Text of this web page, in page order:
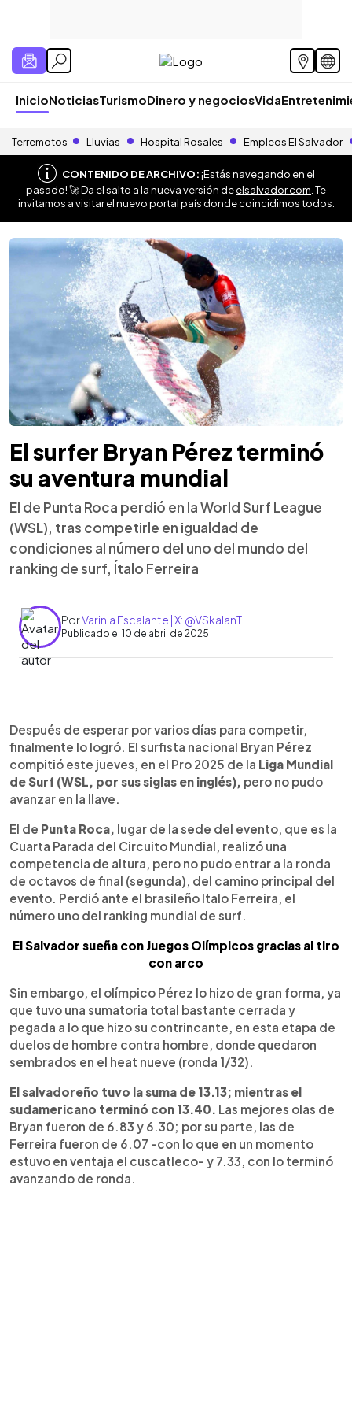
InicioNoticiasTurismoDinero y negociosVida
Terremotos Lluvias Hospital Rosales Empleos El Salvador
CONTENIDO DE ARCHIVO:¡Estás navegando en el
pasado! 🚀 Da el salto a la nueva versión deelsalvador.com . Te
invitamos a visitar el nuevo portal país donde coincidimos todos.
El surfer Bryan Pérez terminó
su aventura mundial
El de Punta Roca perdió en la World Surf League
(WSL), tras competirle en igualdad de
condiciones al número del uno del mundo del
ranking de surf, Ítalo Ferreira
PorVarinia Escalante | X: @VSkalanT
Publicado el 10 de abril de 2025
► Escuchar artículo
Después de esperar por varios días para competir,
finalmente lo logró. El surfista nacional Bryan Pérez
compitió este jueves, en el Pro 2025 de la Liga Mundial
de Surf (WSL, por sus siglas en inglés), pero no pudo
avanzar en la llave.
El de Punta Roca, lugar de la sede del evento, que es la
Cuarta Parada del Circuito Mundial, realizó una
competencia de altura, pero no pudo entrar a la ronda
de octavos de final (segunda), del camino principal del
evento. Perdió ante el brasileño Italo Ferreira, el
número uno del ranking mundial de surf.
El Salvador sueña con Juegos Olímpicos gracias al tiro
con arco
Sin embargo, el olímpico Pérez lo hizo de gran forma, ya
que tuvo una sumatoria total bastante cerrada y
pegada a lo que hizo su contrincante, en esta etapa de
duelos de hombre contra hombre, donde quedaron
sembrados en el heat nueve (ronda 1/32).
El salvadoreño tuvo la suma de 13.13; mientras el
sudamericano terminó con 13.40. Las mejores olas de
Bryan fueron de 6.83 y 6.30; por su parte, las de
Ferreira fueron de 6.07 -con lo que en un momento
estuvo en ventaja el cuscatleco- y 7.33, con lo terminó
avanzando de ronda.